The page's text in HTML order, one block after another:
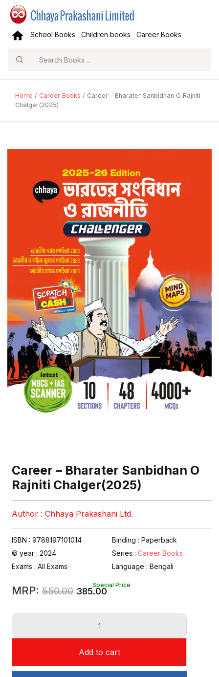
School Books Children books Career Books
Home / Career Books / Career – Bharater Sanbidhan O Rajniti
Chalger(2025)
Career – Bharater Sanbidhan O
Rajniti Chalger(2025)
Author : Chhaya Prakashani Ltd.
ISBN : 9788197101014
Binding : Paperback
© year : 2024
Series : Career Books
Exams : All Exams Language : Bengali
MRP: 550.00 Original
was:
₹550.00.
385.00Current
₹385.00.
Special Price
Career
O
Add to cart